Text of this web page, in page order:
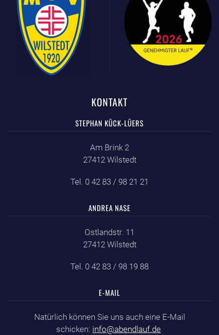
KONTAKT
STEPHAN KÜCK-LÜERS
Am Brink 2
27412 Wilstedt
Tel. 0 42 83 / 98 21 21
ANDREA NASE
Ostlandstr. 11
27412 Wilstedt
Tel. 0 42 83 / 98 19 88
E-MAIL
Natürlich können Sie uns auch eine E-Mail
schicken: info@abendlauf.de